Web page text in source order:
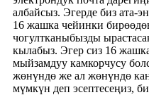
албайсыз. Эгерде биз ата-
16 жашка чейинки
чогултканыбызды
кылабыз. Эгер сиз 16
мыйзамдуу камкорчусу
жөнүндө же ал жөнүндө
мүмкүн деп эсептесеңиз,